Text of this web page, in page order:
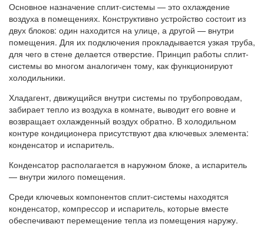
Основное назначение сплит-системы — это охлаждение
воздуха в помещениях. Конструктивно устройство состоит из
двух блоков: один находится на улице, а другой — внутри
помещения. Для их подключения прокладывается узкая труба,
для чего в стене делается отверстие. Принцип работы сплит-
системы во многом аналогичен тому, как функционируют
холодильники.
Хладагент, движущийся внутри системы по трубопроводам,
забирает тепло из воздуха в комнате, выводит его вовне и
возвращает охлажденный воздух обратно. В холодильном
контуре кондиционера присутствуют два ключевых элемента:
конденсатор и испаритель.
Конденсатор располагается в наружном блоке, а испаритель
— внутри жилого помещения.
Среди ключевых компонентов сплит-системы находятся
конденсатор, компрессор и испаритель, которые вместе
обеспечивают перемещение тепла из помещения наружу.